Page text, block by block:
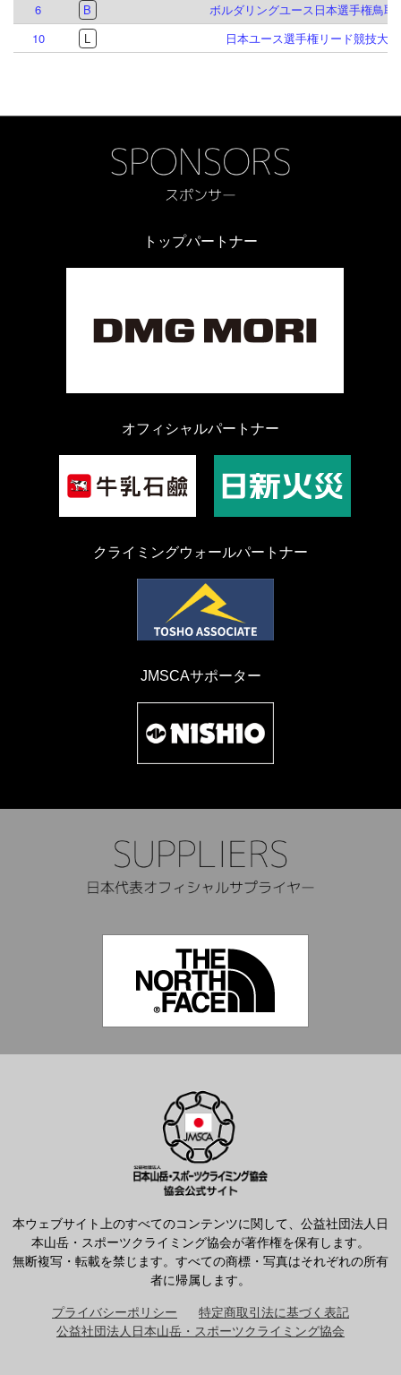
6
B
ボルダリングユース日本選手権鳥取
10
L 日本ユース選手権リード競技大
トップパートナー
オフィシャルパートナー
クライミングウォールパートナー
JMSCAサポーター
本ウェブサイト上のすべてのコンテンツに関して、公益社団法人日
本山岳・スポーツクライミング協会が著作権を保有します。
無断複写・転載を禁じます。すべての商標・写真はそれぞれの所有
者に帰属します。
プライバシーポリシー
特定商取引法に基づく表記
公益社団法人日本山岳・スポーツクライミング協会